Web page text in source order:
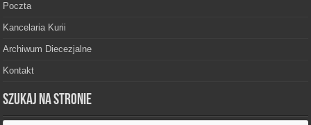
Poczta
Kancelaria Kurii
Archiwum Diecezjalne
Kontakt
Szukaj na stronie